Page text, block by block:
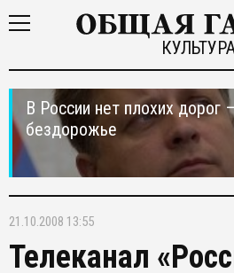
В России нет плохих дорог
бездорожье
21.10.2008 13:55
Телеканал